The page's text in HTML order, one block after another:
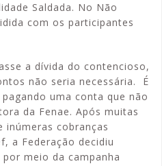
Saldada. No Não
com os participantes
a dívida do contencioso,
não seria necessária. É
uma conta que não
da Fenae. Após muitas
inúmeras cobranças
a Federação decidiu
meio da campanha